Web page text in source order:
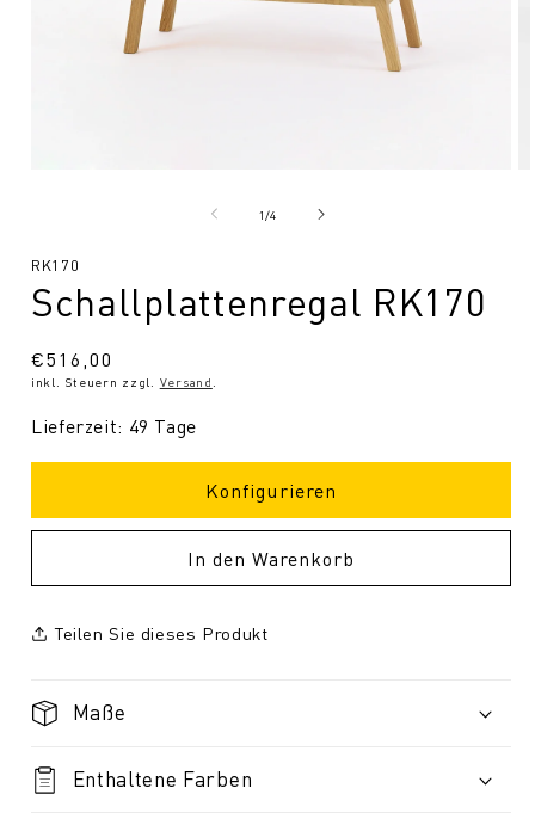
1/von
4
SKU:
RK170
Schallplattenregal RK170
Normaler
Preis
€516,00
inkl. Steuern zzgl. Versand
Lieferzeit: 49 Tage
Konfigurieren
In den Warenkorb
Teilen Sie dieses Produkt
Maße
Enthaltene Farben